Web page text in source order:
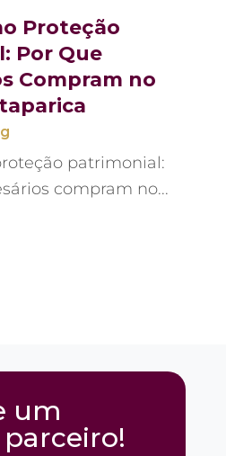
Proteção
Por Que
Compram no
patrimonial:
compram no...
um